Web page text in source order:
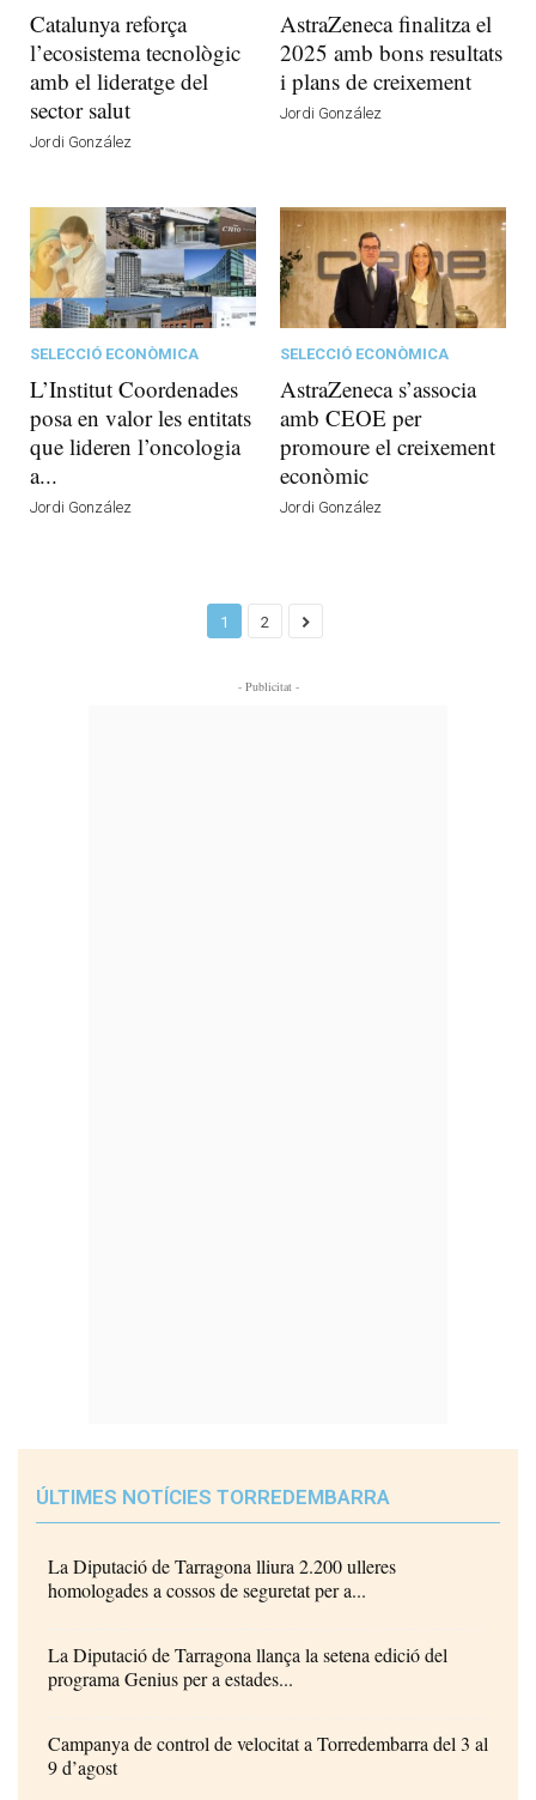
Catalunya reforça
l’ecosistema tecnològic
amb el lideratge del
sector salut
Jordi González
AstraZeneca finalitza el
2025 amb bons resultats
i plans de creixement
Jordi González
SELECCIÓ ECONÒMICA
L’Institut Coordenades
posa en valor les entitats
que lideren l’oncologia
a...
Jordi González
SELECCIÓ ECONÒMICA
AstraZeneca s’associa
amb CEOE per
promoure el creixement
econòmic
Jordi González
1 2
- Publicitat -
ÚLTIMES NOTÍCIES TORREDEMBARRA
La Diputació de Tarragona lliura 2.200 ulleres
homologades a cossos de seguretat per a...
La Diputació de Tarragona llança la setena edició del
programa Genius per a estades...
Campanya de control de velocitat a Torredembarra del 3 al
9 d’agost